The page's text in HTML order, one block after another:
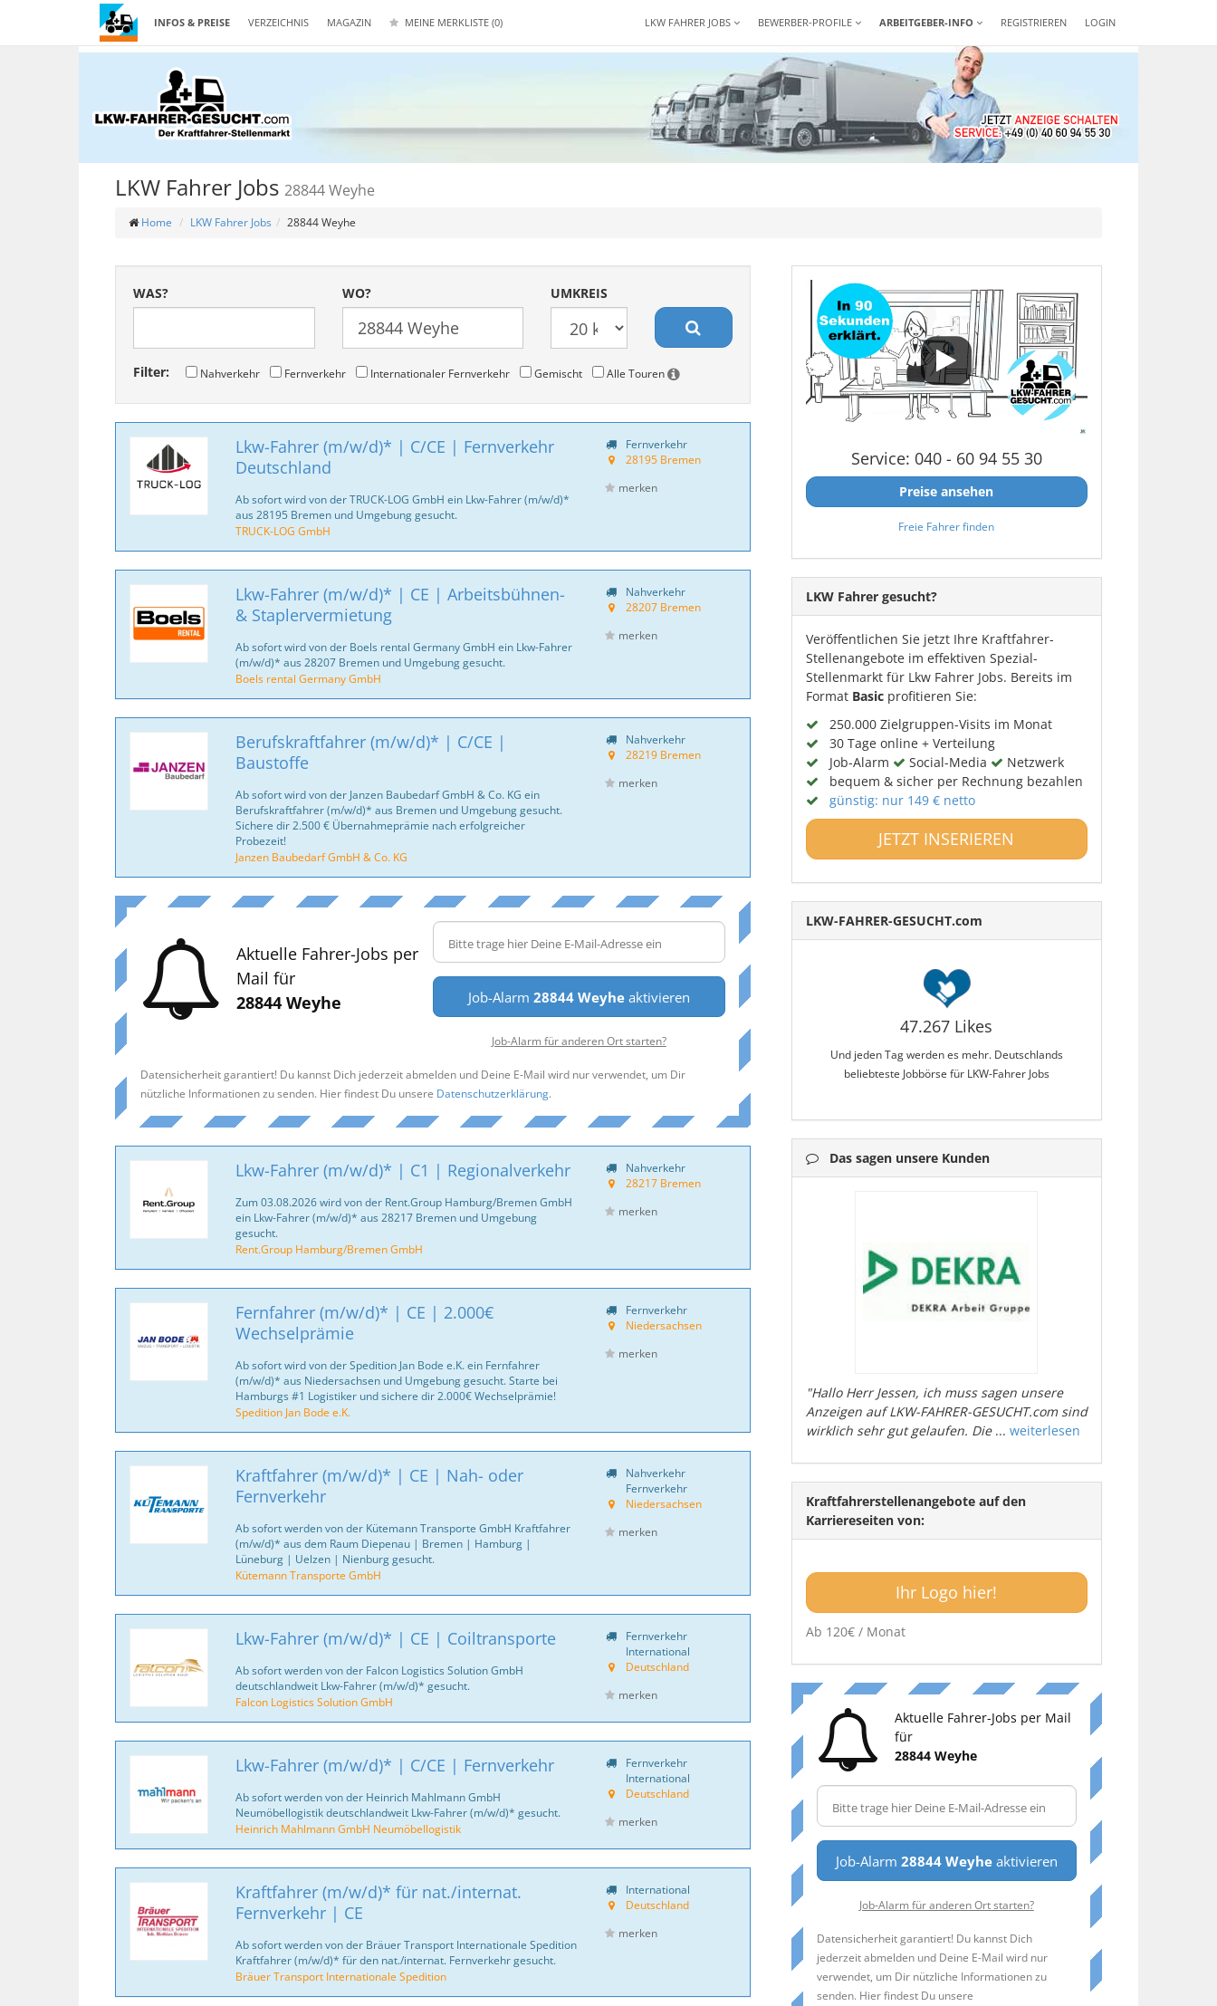
INFOS & PREISE VERZEICHNIS MAGAZIN MEINE MERKLISTE (0) REGISTRIEREN LOGIN
LKW FAHRER JOBS BEWERBER-PROFILE ARBEITGEBER-INFO
LKW Fahrer Jobs 28844 Weyhe
Home LKW Fahrer Jobs 28844 Weyhe
WAS? WO? UMKREIS
Filter: Nahverkehr Fernverkehr Internationaler Fernverkehr Gemischt Alle Touren
Lkw-Fahrer (m/w/d)* | C/CE | Fernverkehr
Deutschland
Ab sofort wird von der TRUCK-LOG GmbH ein Lkw-Fahrer (m/w/d)*
aus 28195 Bremen und Umgebung gesucht.
TRUCK-LOG GmbH
Fernverkehr
28195 Bremen
merken
Lkw-Fahrer (m/w/d)* | CE | Arbeitsbühnen-
& Staplervermietung
Ab sofort wird von der Boels rental Germany GmbH ein Lkw-Fahrer
(m/w/d)* aus 28207 Bremen und Umgebung gesucht.
Boels rental Germany GmbH
Nahverkehr
28207 Bremen
merken
Berufskraftfahrer (m/w/d)* | C/CE |
Baustoffe
Ab sofort wird von der Janzen Baubedarf GmbH & Co. KG ein
Berufskraftfahrer (m/w/d)* aus Bremen und Umgebung gesucht.
Sichere dir 2.500 € Übernahmeprämie nach erfolgreicher
Probezeit!
Janzen Baubedarf GmbH & Co. KG
Nahverkehr
28219 Bremen
merken
Aktuelle Fahrer-Jobs per
Mail für
28844 Weyhe
Job-Alarm 28844 Weyheaktivieren
Job-Alarm für anderen Ort starten?
Datensicherheit garantiert! Du kannst Dich jederzeit abmelden und Deine E-Mail wird nur verwendet, um Dir
nützliche Informationen zu senden. Hier findest Du unsere Datenschutzerklärung.
Lkw-Fahrer (m/w/d)* | C1 | Regionalverkehr
Zum 03.08.2026 wird von der Rent.Group Hamburg/Bremen GmbH
ein Lkw-Fahrer (m/w/d)* aus 28217 Bremen und Umgebung
gesucht.
Rent.Group Hamburg/Bremen GmbH
Nahverkehr
28217 Bremen
merken
Fernfahrer (m/w/d)* | CE | 2.000€
Wechselprämie
Ab sofort wird von der Spedition Jan Bode e.K. ein Fernfahrer
(m/w/d)* aus Niedersachsen und Umgebung gesucht. Starte bei
Hamburgs #1 Logistiker und sichere dir 2.000€ Wechselprämie!
Spedition Jan Bode e.K.
Fernverkehr
Niedersachsen
merken
Kraftfahrer (m/w/d)* | CE | Nah- oder
Fernverkehr
Ab sofort werden von der Kütemann Transporte GmbH Kraftfahrer
(m/w/d)* aus dem Raum Diepenau | Bremen | Hamburg |
Lüneburg | Uelzen | Nienburg gesucht.
Kütemann Transporte GmbH
Nahverkehr
Fernverkehr
Niedersachsen
merken
Lkw-Fahrer (m/w/d)* | CE | Coiltransporte
Ab sofort werden von der Falcon Logistics Solution GmbH
deutschlandweit Lkw-Fahrer (m/w/d)* gesucht.
Falcon Logistics Solution GmbH
Fernverkehr
International
Deutschland
merken
Lkw-Fahrer (m/w/d)* | C/CE | Fernverkehr
Ab sofort werden von der Heinrich Mahlmann GmbH
Neumöbellogistik deutschlandweit Lkw-Fahrer (m/w/d)* gesucht.
Heinrich Mahlmann GmbH Neumöbellogistik
Fernverkehr
International
Deutschland
merken
Kraftfahrer (m/w/d)* für nat./internat.
Fernverkehr | CE
Ab sofort werden von der Bräuer Transport Internationale Spedition
Kraftfahrer (m/w/d)* für den nat./internat. Fernverkehr gesucht.
Bräuer Transport Internationale Spedition
International
Deutschland
merken
Service: 040 - 60 94 55 30
Preise ansehen
Freie Fahrer finden
LKW Fahrer gesucht?
Veröffentlichen Sie jetzt Ihre Kraftfahrer-
Stellenangebote im effektiven Spezial-
Stellenmarkt für Lkw Fahrer Jobs. Bereits im
Format Basicprofitieren Sie:
250.000 Zielgruppen-Visits im Monat
30 Tage online + Verteilung
Job-Alarm
Social-Media
Netzwerk
bequem & sicher per Rechnung bezahlen
günstig: nur 149 € netto
JETZT INSERIEREN
LKW-FAHRER-GESUCHT.com
47.267 Likes
Und jeden Tag werden es mehr. Deutschlands
beliebteste Jobbörse für LKW-Fahrer Jobs
Das sagen unsere Kunden
"Hallo Herr Jessen, ich muss sagen unsere
Anzeigen auf LKW-FAHRER-GESUCHT.com sind
wirklich sehr gut gelaufen. Die... weiterlesen
Kraftfahrerstellenangebote auf den
Karriereseiten von:
Ihr Logo hier!
Ab 120€ / Monat
Aktuelle Fahrer-Jobs per Mail
für
28844 Weyhe
Job-Alarm 28844 Weyheaktivieren
Job-Alarm für anderen Ort starten?
Datensicherheit garantiert! Du kannst Dich
jederzeit abmelden und Deine E-Mail wird nur
verwendet, um Dir nützliche Informationen zu
senden. Hier findest Du unsere